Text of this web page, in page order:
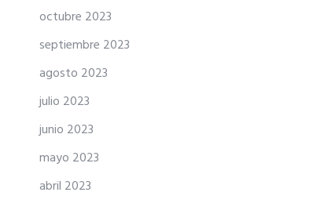
octubre 2023
septiembre 2023
agosto 2023
julio 2023
junio 2023
mayo 2023
abril 2023